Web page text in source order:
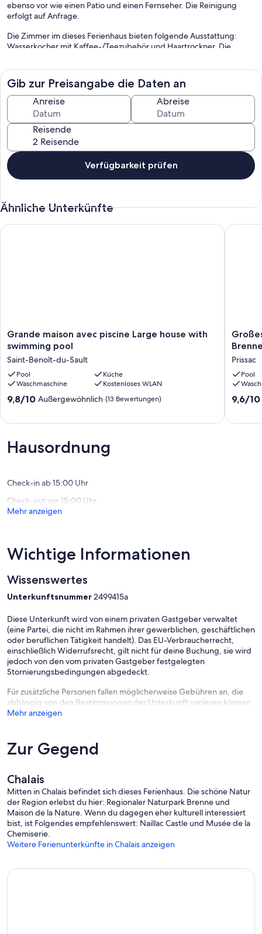
ebenso vor wie einen Patio und einen Fernseher. Die Reinigung
erfolgt auf Anfrage.
Die Zimmer im dieses Ferienhaus bieten folgende Ausstattung:
Wasserkocher mit Kaffee-/Teezubehör und Haartrockner. Die
Kühlschrank, Herdplatte, Mikrowelle und Geschirrspüler. Zur
Badausstattung gehört Folgendes: Duschen. Auf Anfrage sind
frische Handtücher und frische Bettwäsche erhältlich. Der
Reinigungsservice wird auf Anfrage angeboten.
Gib zur Preisangabe die Daten an
Anreise Abreise
Reisende
Verfügbarkeit prüfen
Ähnliche Unterkünfte
Grande
maison
piscine
Large
house
with
swimming
du-
Grande maison avec piscine Large house with
swimming pool
Saint-Benoît-du-Sault
Pool
Küche
Waschmaschine
Kostenloses WLAN
9.8
(13
Bewertungen)
9,8/10 Außergewöhnlich (13 Bewertungen)
Grande maison avec piscine Large house with swimming pool
Großes
de
in
Brenne
Prissac
Prissac
Pool
9.6
9,6/10
Großes
Hausordnung
Check-in ab 15:00 Uhr
Check-out vor 15:00 Uhr
Mehr anzeigen
Wichtige Informationen
Wissenswertes
Unterkunftsnummer2499415a
Diese Unterkunft wird von einem privaten Gastgeber verwaltet
(eine Partei, die nicht im Rahmen ihrer gewerblichen, geschäftlichen
oder beruflichen Tätigkeit handelt). Das EU-Verbraucherrecht,
einschließlich Widerrufsrecht, gilt nicht für deine Buchung, sie wird
jedoch von den vom privaten Gastgeber festgelegten
Stornierungsbedingungen abgedeckt.
Für zusätzliche Personen fallen möglicherweise Gebühren an, die
abhängig von den Bestimmungen der Unterkunft variieren können.
Mehr anzeigen
Zur Gegend
Chalais
Mitten in Chalais befindet sich dieses Ferienhaus. Die schöne Natur
der Region erlebst du hier: Regionaler Naturpark Brenne und
Maison de la Nature. Wenn du dagegen eher kulturell interessiert
bist, ist Folgendes empfehlenswert: Naillac Castle und Musée de la
Chemiserie.
Weitere Ferienunterkünfte in Chalais anzeigen